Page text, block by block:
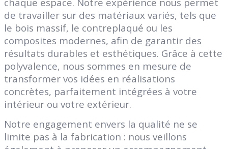
de travailler sur des matériaux variés, tels que
le bois massif, le contreplaqué ou les
composites modernes, afin de garantir des
résultats durables et esthétiques. Grâce à cette
polyvalence, nous sommes en mesure de
transformer vos idées en réalisations
concrètes, parfaitement intégrées à votre
intérieur ou votre extérieur.
Notre engagement envers la qualité ne se
limite pas à la fabrication : nous veillons